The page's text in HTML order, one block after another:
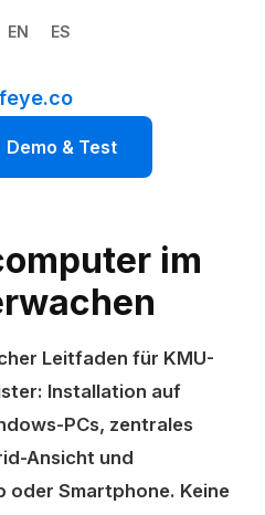
EN ES
Demo & Test
im
Leitfaden für KMU-
Installation auf
PCs, zentrales
Ansicht und
oder Smartphone. Keine